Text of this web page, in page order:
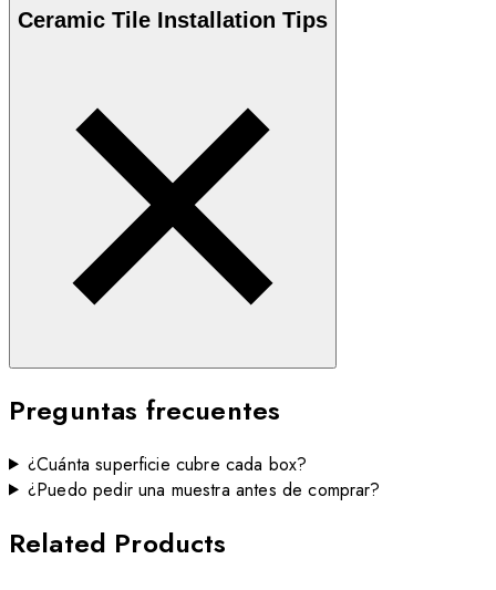
Ceramic Tile Installation Tips
Preguntas frecuentes
¿Cuánta superficie cubre cada box?
¿Puedo pedir una muestra antes de comprar?
Related Products